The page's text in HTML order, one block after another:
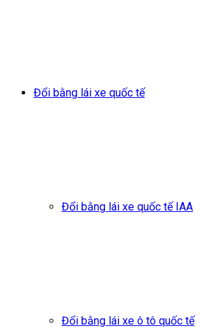
Đổi bằng lái xe quốc tế
Đổi bằng lái xe quốc tế IAA
Đổi bằng lái xe ô tô quốc tế